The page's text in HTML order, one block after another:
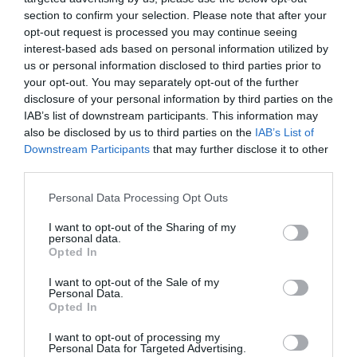
section to confirm your selection. Please note that after your
opt-out request is processed you may continue seeing
interest-based ads based on personal information utilized by
us or personal information disclosed to third parties prior to
your opt-out. You may separately opt-out of the further
disclosure of your personal information by third parties on the
IAB’s list of downstream participants. This information may
also be disclosed by us to third parties on the IAB’s List of
Downstream Participants that may further disclose it to other
Please note that this website/app uses one or more Google
not limited to your visit or usage behaviour. You may click to
grant or deny consent to Google and its third-party tags to
use your data for below specified purposes in below Google
consent section.
Personal Data Processing Opt Outs
I want to opt-out of the Sharing of my
personal data.
Opted In
I want to opt-out of the Sale of my
Personal Data.
Opted In
I want to opt-out of processing my
Personal Data for Targeted Advertising.
može doprinijeti smanjenju anksioznosti i depresivnih
simptoma.
Poboljšan san Magnezijum hlorid može pomoći u
promovisanju dubljeg i mirnijeg sna. To je zbog njegove
sposobnosti da reguliše neurotransmitere povezane sa
ciklusom spavanja, što može pomoći onima koji pate od
nesanice.
Jačanje imunološkog sistema Snažan imunološki sistem je
jačajući našu odbranu od raznih infekcija.
Kako uključiti magnezijum hlorid u svoju ishranu
Jednostavan način da imate koristi od magnezijum hlorida je da
ga dodate u svoju jutarnju rutinu. Evo jednostavnog recepta za
revitalizirajući napitak sa ovim mineralom:
Recept: Energetski napitak od magnezijum hlorida